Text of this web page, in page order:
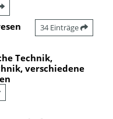
34 Einträge
Technik,
verschiedene